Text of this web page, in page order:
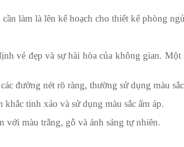
làm là lên kế hoạch cho thiết kế phòng
vẻ đẹp và sự hài hòa của không gian.
đường nét rõ ràng, thường sử dụng màu
tinh xảo và sử dụng màu sắc ấm áp.
với màu trắng, gỗ và ánh sáng tự nhiên.